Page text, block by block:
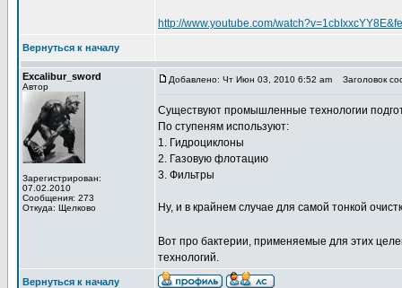
http://www.youtube.com/
Вернуться к началу
Excalibur_sword
Автор
Зарегистрирован:
07.02.2010
Сообщения: 273
Откуда: Щелково
Добавлено: Чт Июн 03, 2010 6:52 am Заголовок
Существуют промышленные технологии
По ступеням используют:
1. Гидроциклоны
2. Газовую флотацию
3. Фильтры
Ну, и в крайнем случае для самой тонкой
Вот про бактерии, применяемые для этих
технологий.
Вернуться к началу